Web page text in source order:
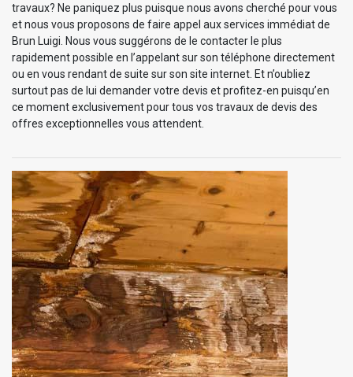
travaux? Ne paniquez plus puisque nous avons cherché pour vous
et nous vous proposons de faire appel aux services immédiat de
Brun Luigi. Nous vous suggérons de le contacter le plus
rapidement possible en l’appelant sur son téléphone directement
ou en vous rendant de suite sur son site internet. Et n’oubliez
surtout pas de lui demander votre devis et profitez-en puisqu’en
ce moment exclusivement pour tous vos travaux de devis des
offres exceptionnelles vous attendent.